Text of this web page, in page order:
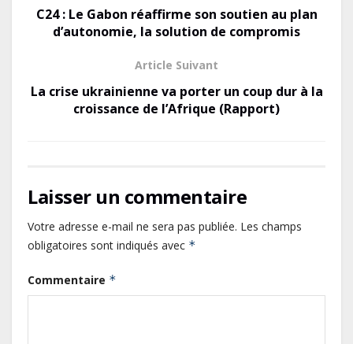
o
o
o
n
er
C24 : Le Gabon réaffirme son soutien au plan
d’autonomie, la solution de compromis
Article Suivant
La crise ukrainienne va porter un coup dur à la
croissance de l’Afrique (Rapport)
Laisser un commentaire
Votre adresse e-mail ne sera pas publiée. Les champs
obligatoires sont indiqués avec *
Commentaire *